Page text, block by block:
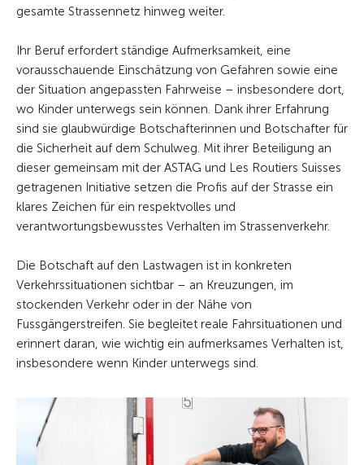
gesamte Strassennetz hinweg weiter.
Ihr Beruf erfordert ständige Aufmerksamkeit, eine
vorausschauende Einschätzung von Gefahren sowie eine
der Situation angepassten Fahrweise – insbesondere dort,
wo Kinder unterwegs sein können. Dank ihrer Erfahrung
sind sie glaubwürdige Botschafterinnen und Botschafter für
die Sicherheit auf dem Schulweg. Mit ihrer Beteiligung an
dieser gemeinsam mit der ASTAG und Les Routiers Suisses
getragenen Initiative setzen die Profis auf der Strasse ein
klares Zeichen für ein respektvolles und
verantwortungsbewusstes Verhalten im Strassenverkehr.
Die Botschaft auf den Lastwagen ist in konkreten
Verkehrssituationen sichtbar – an Kreuzungen, im
stockenden Verkehr oder in der Nähe von
Fussgängerstreifen. Sie begleitet reale Fahrsituationen und
erinnert daran, wie wichtig ein aufmerksames Verhalten ist,
insbesondere wenn Kinder unterwegs sind.